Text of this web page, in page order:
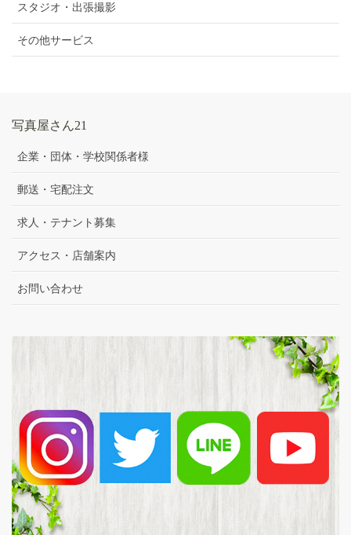
スタジオ・出張撮影
その他サービス
写真屋さん21
企業・団体・学校関係者様
郵送・宅配注文
求人・テナント募集
アクセス・店舗案内
お問い合わせ